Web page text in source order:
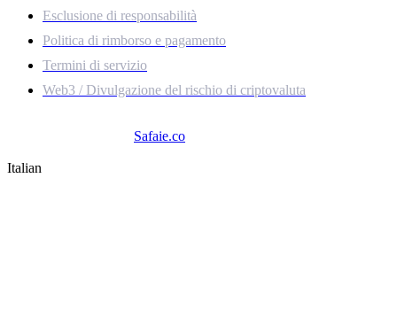
Esclusione di responsabilità
Politica di rimborso e pagamento
Termini di servizio
Web3 / Divulgazione del rischio di criptovaluta
Safaie.co
Italian